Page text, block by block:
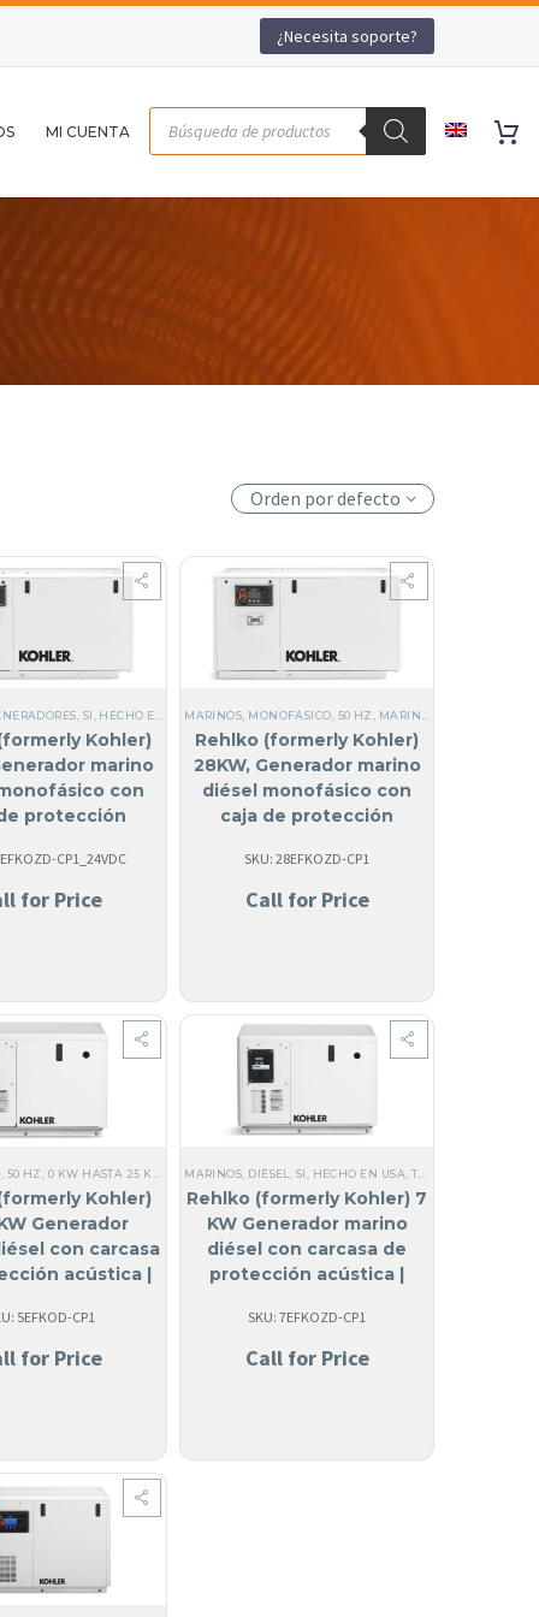
¿Necesita soporte?
MI CUENTA
Orden por defecto
, ACERO,GENERADORES MARINOS,ANGUILA,EPA TIER 3
, SI, HECHO EN USA,ANGUILA,ACERO,GENERADORES MARINOS
SI, HECHO EN USA ,MARINOS,MONOFÁSICO, 50 HZ,MARINOS
Kohler)
marino
con
protección
VCC)CP1_24VDC
for Price
MARINOS MONOFÁSICO 50 HZ MARINOS
Rehlko (formerly Kohler)
28KW, Generador marino
diésel monofásico con
caja de protección
SKU: 28EFKOZD-CP1
Call for Price
MARINOS,ANGUILA 10 KW HASTA 40 KW ,EPA TIER 3,INTERCAMBIADOR DE
, SI, HECHO EN USA MARINOS,ACERO,GENERADORES MARINOS
50 HZ 0 KW HASTA 25 KW MARINOS,DIÉSEL,SI, HECHO EN USA,TODOS LOS
Kohler)
Generador
con carcasa
acústica |
5EFKOD-CP1
for Price
MARINOS DIÉSEL SI, HECHO EN USA TODOS LOS GENERADORES
Rehlko (formerly Kohler) 7
KW Generador marino
diésel con carcasa de
protección acústica |
SKU: 7EFKOZD-CP1
Call for Price